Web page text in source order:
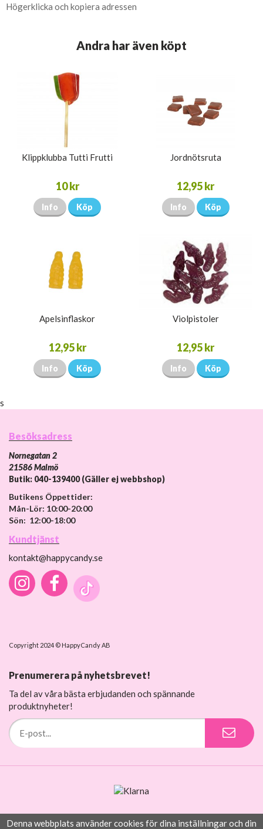
Högerklicka och kopiera adressen
Andra har även köpt
Klippklubba Tutti Frutti
10 kr
Info Köp
Jordnötsruta
12,95 kr
Info Köp
Apelsinflaskor
12,95 kr
Info Köp
Violpistoler
12,95 kr
Info Köp
s
Besöksadress
Nornegatan 2
21586 Malmö
Butik: 040-139400 (Gäller ej webbshop)
Butikens Öppettider:
Mån-Lör: 10:00-20:00
Sön: 12:00-18:00
Kundtjänst
kontakt@happycandy.se
Copyright 2024 © HappyCandy AB
Prenumerera på nyhetsbrevet!
Ta del av våra bästa erbjudanden och spännande
produktnyheter!
Denna webbplats använder cookies för dina inställningar och din